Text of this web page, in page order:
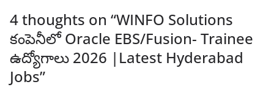
4 thoughts on “WINFO Solutions
కంపెనీలో Oracle EBS/Fusion- Trainee
ఉద్యోగాలు 2026 |Latest Hyderabad
Jobs”